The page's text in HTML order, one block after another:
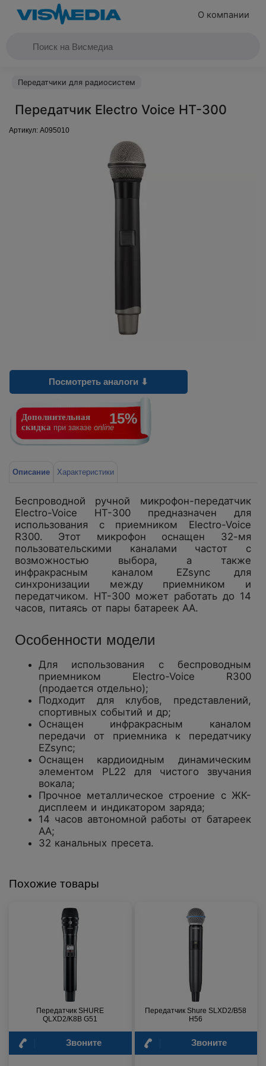
О компании
Передатчики для радиосистем
Передатчик Electro Voice HT-300
Артикул: A095010
Посмотреть аналоги ⬇
Дополнительная
скидкапри заказеonline
15%
Описание Характеристики
Беспроводной ручной микрофон-передатчик
Electro-Voice HT-300 предназначен для
использования с приемником Electro-Voice
R300. Этот микрофон оснащен 32-мя
пользовательскими каналами частот с
возможностью выбора, а также
инфракрасным каналом EZsync для
синхронизации между приемником и
передатчиком. HT-300 может работать до 14
часов, питаясь от пары батареек АА.
Особенности модели
Для использования с беспроводным
приемником Electro-Voice R300
(продается отдельно);
Подходит для клубов, представлений,
спортивных событий и др;
Оснащен инфракрасным каналом
передачи от приемника к передатчику
EZsync;
Оснащен кардиоидным динамическим
элементом PL22 для чистого звучания
вокала;
Прочное металлическое строение с ЖК-
дисплеем и индикатором заряда;
14 часов автономной работы от батареек
АА;
32 канальных пресета.
Похожие товары
Передатчик SHURE
QLXD2/K8B G51
Звоните
Передатчик Shure SLXD2/B58
H56
Звоните